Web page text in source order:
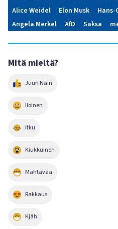
Alice Weidel
Elon Musk Hans-
Angela Merkel
AfD Saksa
Mitä mieltä?
Juuri Näin
Iloinen
Itku
Kiukkuinen
Mahtavaa
Rakkaus
Kjäh